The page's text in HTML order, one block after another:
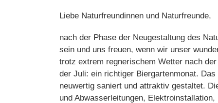
Liebe Naturfreundinnen und Naturfreunde,
nach der Phase der Neugestaltung des
sein und uns freuen, wenn wir unser
trotz extrem regnerischem Wetter nach
der Juli: ein richtiger Biergartenmonat.
neuwertig saniert und attraktiv gestaltet.
und Abwasserleitungen,